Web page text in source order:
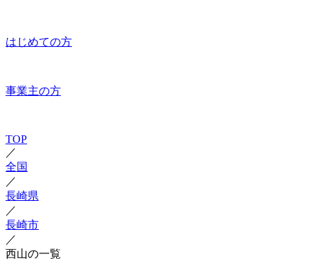
はじめての方
事業主の方
TOP
／
全国
／
長崎県
／
長崎市
／
西山の一覧